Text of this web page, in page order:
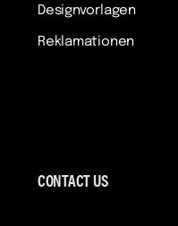
Designvorlagen
Reklamationen
CONTACT US